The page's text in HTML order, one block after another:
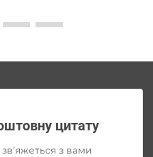
цитату
з вами